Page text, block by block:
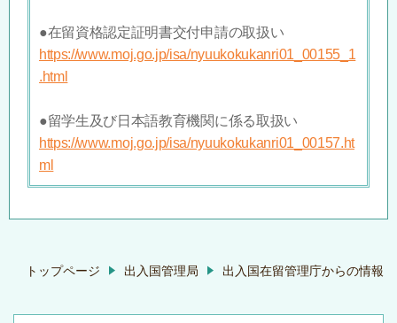
●在留資格認定証明書交付申請の取扱い
https://www.moj.go.jp/isa/nyuukokukanri01_00155_1
.html
●留学生及び日本語教育機関に係る取扱い
https://www.moj.go.jp/isa/nyuukokukanri01_00157.ht
ml
トップページ 出入国管理局 出入国在留管理庁からの情報